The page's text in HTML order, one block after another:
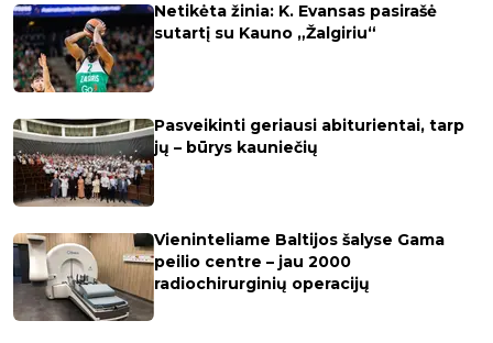
Netikėta žinia: K. Evansas pasirašė
sutartį su Kauno „Žalgiriu“
Pasveikinti geriausi abiturientai, tarp
jų – būrys kauniečių
Vieninteliame Baltijos šalyse Gama
peilio centre – jau 2000
radiochirurginių operacijų